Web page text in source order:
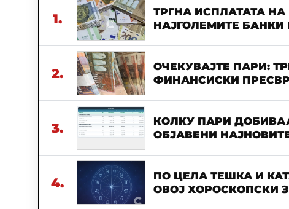
1.
ТРГНА ИСПЛАТАТА
НАЈГОЛЕМИТЕ
2.
ОЧЕКУВАЈТЕ ПАРИ:
ФИНАНСИСКИ
3.
КОЛКУ ПАРИ
ОБЈАВЕНИ
4.
ПО ЦЕЛА ТЕШКА И
ОВОЈ ХОРОСКОПСКИ